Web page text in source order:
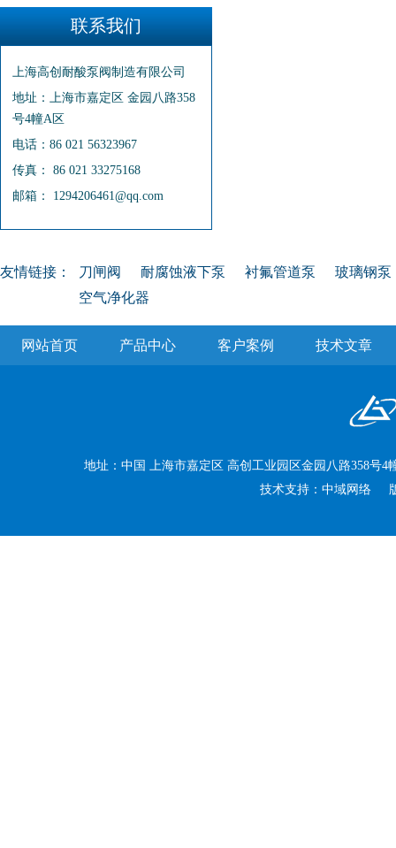
联系我们
上海高创耐酸泵阀制造有限公司
地址：上海市嘉定区 金园八路358
号4幢A区
电话：86 021 56323967
传真： 86 021 33275168
邮箱： 1294206461@qq.com
友情链接： 刀闸阀 耐腐蚀液下泵 衬氟管道泵
玻璃钢泵
空气净化器
网站首页 产品中心 客户案例 技术文章
地址：中国 上海市嘉定区 高创工业园区金园八路358号
技术支持：中域网络